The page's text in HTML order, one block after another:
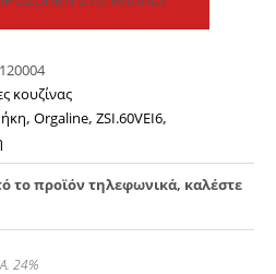
κουζίνας
, Orgaline, ZSI.60VEI6,
το προϊόν τηλεφωνικά, καλέστε
24%